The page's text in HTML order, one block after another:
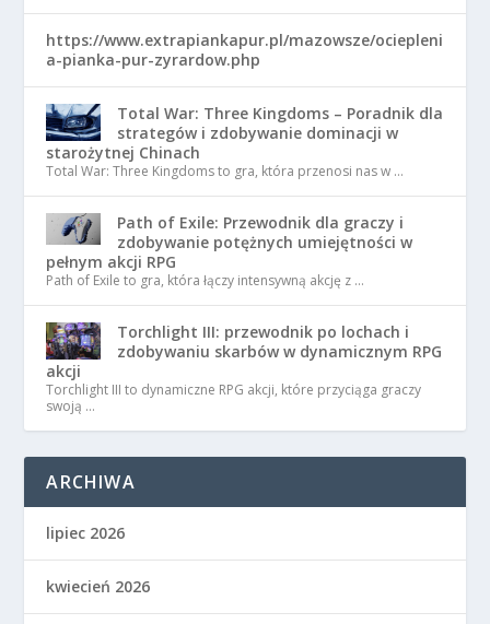
https://www.extrapiankapur.pl/mazowsze/ociepleni
a-pianka-pur-zyrardow.php
Total War: Three Kingdoms – Poradnik dla
strategów i zdobywanie dominacji w
starożytnej Chinach
Total War: Three Kingdoms to gra, która przenosi nas w …
Path of Exile: Przewodnik dla graczy i
zdobywanie potężnych umiejętności w
pełnym akcji RPG
Path of Exile to gra, która łączy intensywną akcję z …
Torchlight III: przewodnik po lochach i
zdobywaniu skarbów w dynamicznym RPG
akcji
Torchlight III to dynamiczne RPG akcji, które przyciąga graczy
swoją …
ARCHIWA
lipiec 2026
kwiecień 2026